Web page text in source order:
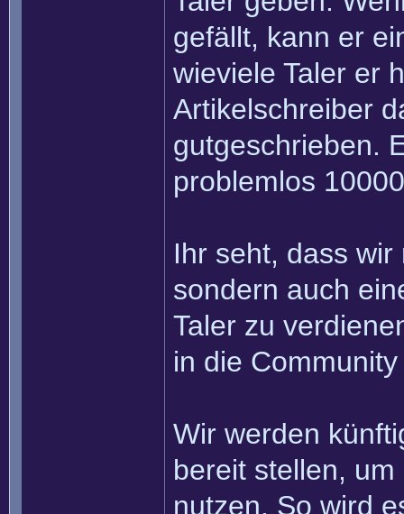
gefällt, kann er
wieviele Taler er
Artikelschreiber
gutgeschrieben.
problemlos
Ihr seht, dass
sondern auch
Taler zu
in die
Wir werden
bereit stellen,
nutzen. So wird